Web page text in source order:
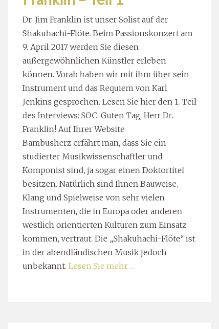
Dr. Jim Franklin ist unser Solist auf der
Shakuhachi-Flöte. Beim Passionskonzert am
9. April 2017 werden Sie diesen
außergewöhnlichen Künstler erleben
können. Vorab haben wir mit ihm über sein
Instrument und das Requiem von Karl
Jenkins gesprochen. Lesen Sie hier den 1. Teil
des Interviews: SOC: Guten Tag, Herr Dr.
Franklin! Auf Ihrer Website
Bambusherz erfährt man, dass Sie ein
studierter Musikwissenschaftler und
Komponist sind, ja sogar einen Doktortitel
besitzen. Natürlich sind Ihnen Bauweise,
Klang und Spielweise von sehr vielen
Instrumenten, die in Europa oder anderen
westlich orientierten Kulturen zum Einsatz
kommen, vertraut. Die „Shakuhachi-Flöte“ ist
in der abendländischen Musik jedoch
unbekannt. Lesen Sie mehr …